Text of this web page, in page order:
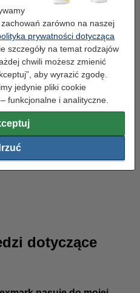
zarówno na naszej
prywatności dotycząca
szczegóły na temat rodzajów
chwili możesz zmienić
aby wyrazić zgodę.
jedynie pliki cookie
funkcjonalne i analityczne.
dotyczące